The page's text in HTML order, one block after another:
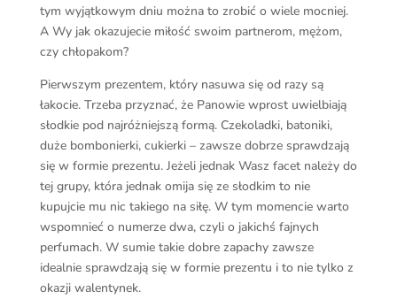
tym wyjątkowym dniu można to zrobić o wiele mocniej.
A Wy jak okazujecie miłość swoim partnerom, mężom,
czy chłopakom?
Pierwszym prezentem, który nasuwa się od razy są
łakocie. Trzeba przyznać, że Panowie wprost uwielbiają
słodkie pod najróżniejszą formą. Czekoladki, batoniki,
duże bombonierki, cukierki – zawsze dobrze sprawdzają
się w formie prezentu. Jeżeli jednak Wasz facet należy do
tej grupy, która jednak omija się ze słodkim to nie
kupujcie mu nic takiego na siłę. W tym momencie warto
wspomnieć o numerze dwa, czyli o jakichś fajnych
perfumach. W sumie takie dobre zapachy zawsze
idealnie sprawdzają się w formie prezentu i to nie tylko z
okazji walentynek.